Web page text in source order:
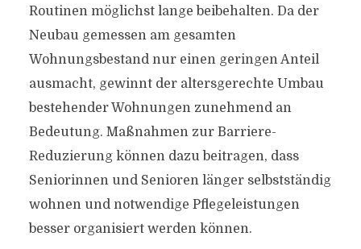
Routinen möglichst lange beibehalten. Da der
Neubau gemessen am gesamten
Wohnungsbestand nur einen geringen Anteil
ausmacht, gewinnt der altersgerechte Umbau
bestehender Wohnungen zunehmend an
Bedeutung. Maßnahmen zur Barriere-
Reduzierung können dazu beitragen, dass
Seniorinnen und Senioren länger selbstständig
wohnen und notwendige Pflegeleistungen
besser organisiert werden können.